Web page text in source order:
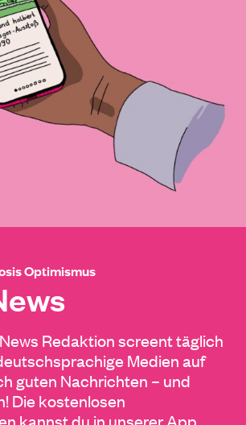
Optimismus
Redaktion screent täglich
Medien auf
guten Nachrichten – und
Die kostenlosen
kannst du in unserer App,